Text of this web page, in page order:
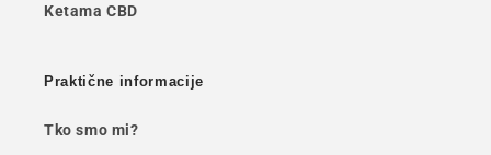
Ketama CBD
Praktične informacije
Tko smo mi?